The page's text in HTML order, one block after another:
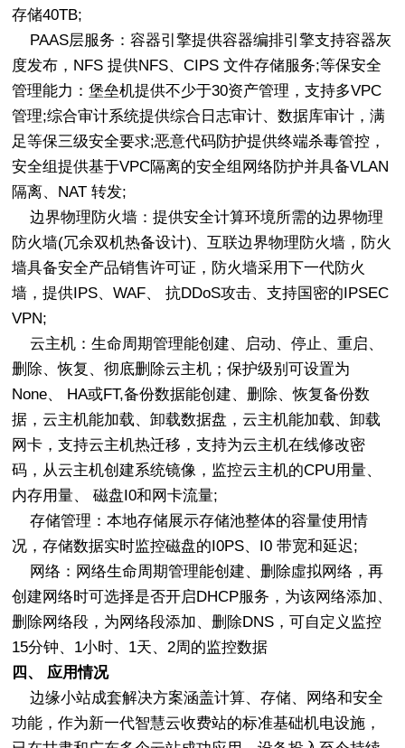
存储40TB;
PAAS层服务：容器引擎提供容器编排引擎支持容器灰
度发布，NFS 提供NFS、CIPS 文件存储服务;等保安全
管理能力：堡垒机提供不少于30资产管理，支持多VPC
管理;综合审计系统提供综合日志审计、数据库审计，满
足等保三级安全要求;恶意代码防护提供终端杀毒管控，
安全组提供基于VPC隔离的安全组网络防护并具备VLAN
隔离、NAT 转发;
边界物理防火墙：提供安全计算环境所需的边界物理
防火墙(冗余双机热备设计)、互联边界物理防火墙，防火
墙具备安全产品销售许可证，防火墙采用下一代防火
墙，提供IPS、WAF、 抗DDoS攻击、支持国密的IPSEC
VPN;
云主机：生命周期管理能创建、启动、停止、重启、
删除、恢复、彻底删除云主机；保护级别可设置为
None、 HA或FT,备份数据能创建、删除、恢复备份数
据，云主机能加载、卸载数据盘，云主机能加载、卸载
网卡，支持云主机热迁移，支持为云主机在线修改密
码，从云主机创建系统镜像，监控云主机的CPU用量、
内存用量、 磁盘I0和网卡流量;
存储管理：本地存储展示存储池整体的容量使用情
况，存储数据实时监控磁盘的I0PS、I0 带宽和延迟;
网络：网络生命周期管理能创建、删除虛拟网络，再
创建网络时可选择是否开启DHCP服务，为该网络添加、
删除网络段，为网络段添加、删除DNS，可自定义监控
15分钟、1小时、1天、2周的监控数据
四、 应用情况
边缘小站成套解决方案涵盖计算、存储、网络和安全
功能，作为新一代智慧云收费站的标准基础机电设施，